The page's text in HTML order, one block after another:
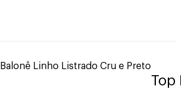
Linho Listrado Cru e Preto
Top